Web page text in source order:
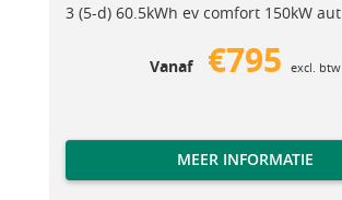
3 (5-d) 60.5kWh ev comfort 150kW aut
Vanaf €795 excl. btw
MEER INFORMATIE